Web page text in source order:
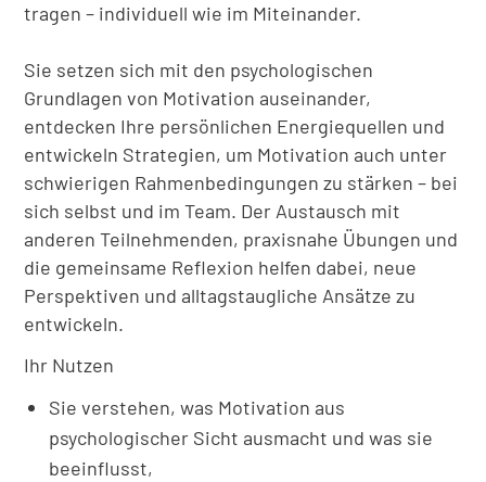
tragen – individuell wie im Miteinander.
Sie setzen sich mit den psychologischen
Grundlagen von Motivation auseinander,
entdecken Ihre persönlichen Energiequellen und
entwickeln Strategien, um Motivation auch unter
schwierigen Rahmenbedingungen zu stärken – bei
sich selbst und im Team. Der Austausch mit
anderen Teilnehmenden, praxisnahe Übungen und
die gemeinsame Reflexion helfen dabei, neue
Perspektiven und alltagstaugliche Ansätze zu
entwickeln.
Ihr Nutzen
Sie verstehen, was Motivation aus
psychologischer Sicht ausmacht und was sie
beeinflusst,